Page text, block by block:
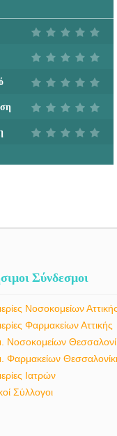
Σύνδεσμοι
Νοσοκομείων Αττικής
Φαρμακείων Αττικής
Νοσοκομείων
Φαρμακείων
Ιατρών
Σύλλογοι